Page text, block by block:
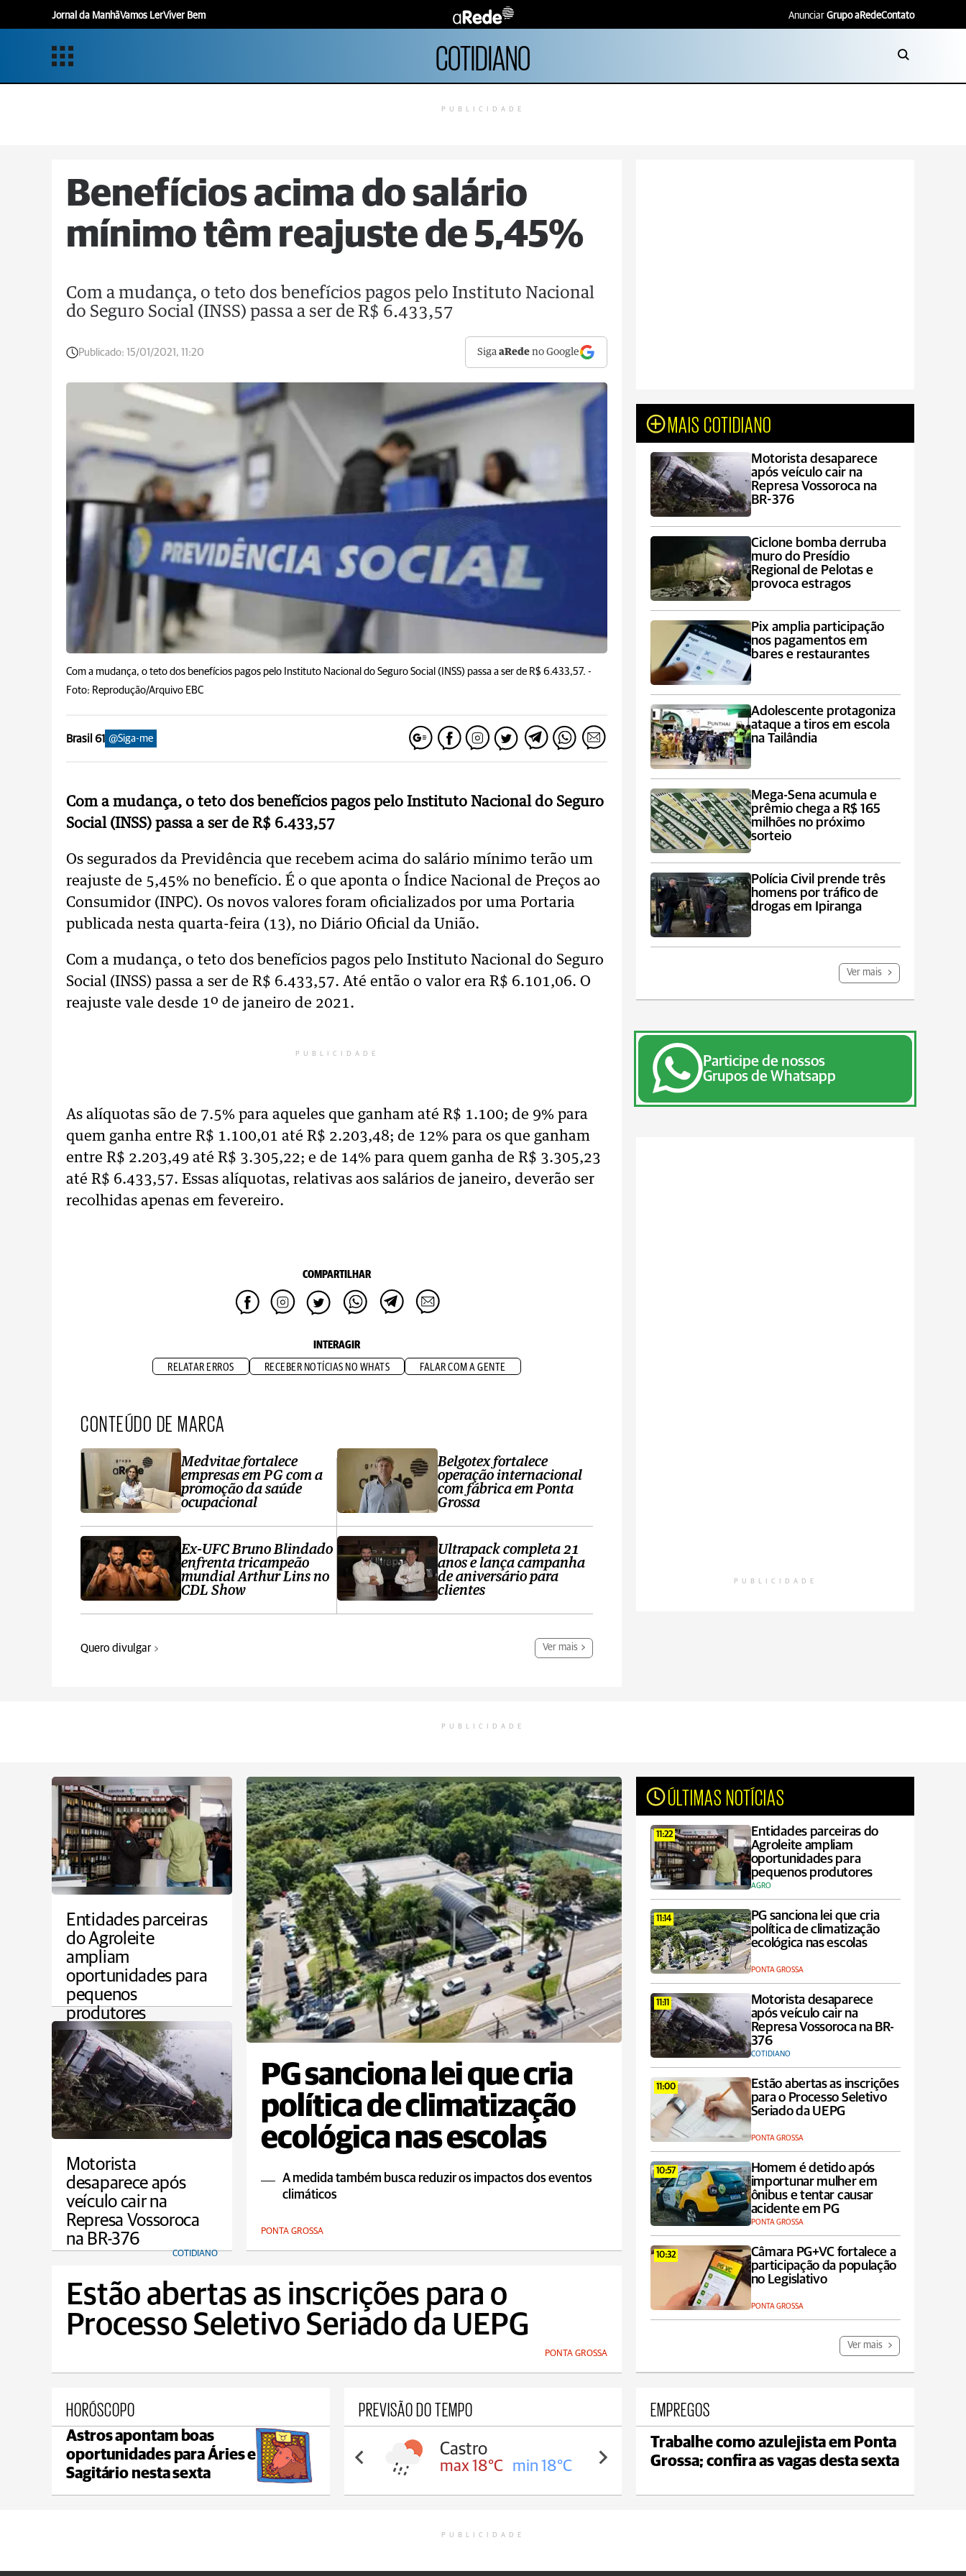
Jornal da ManhãVamos LerViver Bem Anunciar Grupo aRedeContato
COTIDIANO
PUBLICIDADE
Benefícios acima do salário
mínimo têm reajuste de 5,45%
Com a mudança, o teto dos benefícios pagos pelo Instituto Nacional
do Seguro Social (INSS) passa a ser de R$ 6.433,57
Publicado: 15/01/2021, 11:20 SigaaRede no Google
Com a mudança, o teto dos benefícios pagos pelo Instituto Nacional do Seguro Social (INSS) passa a ser de R$ 6.433,57. -
Foto: Reprodução/Arquivo EBC
Brasil 61 @Siga-me
Com a mudança, o teto dos benefícios pagos pelo Instituto Nacional do Seguro
Social (INSS) passa a ser de R$ 6.433,57
Os segurados da Previdência que recebem acima do salário mínimo terão um
reajuste de 5,45% no benefício. É o que aponta o Índice Nacional de Preços ao
Consumidor (INPC). Os novos valores foram oficializados por uma Portaria
publicada nesta quarta-feira (13), no Diário Oficial da União.
Com a mudança, o teto dos benefícios pagos pelo Instituto Nacional do Seguro
Social (INSS) passa a ser de R$ 6.433,57. Até então o valor era R$ 6.101,06. O
reajuste vale desde 1º de janeiro de 2021.
PUBLICIDADE
As alíquotas são de 7.5% para aqueles que ganham até R$ 1.100; de 9% para
quem ganha entre R$ 1.100,01 até R$ 2.203,48; de 12% para os que ganham
entre R$ 2.203,49 até R$ 3.305,22; e de 14% para quem ganha de R$ 3.305,23
até R$ 6.433,57. Essas alíquotas, relativas aos salários de janeiro, deverão ser
recolhidas apenas em fevereiro.
COMPARTILHAR
INTERAGIR
RELATAR ERROS RECEBER NOTÍCIAS NO WHATS FALAR COM A GENTE
CONTEÚDO DE MARCA
Medvitae fortalece
empresas em PG com a
promoção da saúde
ocupacional
Ex-UFC Bruno Blindado
enfrenta tricampeão
mundial Arthur Lins no
CDL Show
Belgotex fortalece
operação internacional
com fábrica em Ponta
Grossa
Ultrapack completa 21
anos e lança campanha
de aniversário para
clientes
Quero divulgar Ver mais
MAIS COTIDIANO
Motorista desaparece
após veículo cair na
Represa Vossoroca na
BR-376
Ciclone bomba derruba
muro do Presídio
Regional de Pelotas e
provoca estragos
Pix amplia participação
nos pagamentos em
bares e restaurantes
Adolescente protagoniza
ataque a tiros em escola
na Tailândia
Mega-Sena acumula e
prêmio chega a R$ 165
milhões no próximo
sorteio
Polícia Civil prende três
homens por tráfico de
drogas em Ipiranga
Ver mais
Participe de nossos
Grupos de Whatsapp
PUBLICIDADE
PUBLICIDADE
Entidades parceiras
do Agroleite
ampliam
oportunidades para
pequenos
produtores
PG sanciona lei que cria
política de climatização
ecológica nas escolas
A medida também busca reduzir os impactos dos eventos
climáticos
PONTA GROSSA
ÚLTIMAS NOTÍCIAS
11:22
Entidades parceiras do
Agroleite ampliam
oportunidades para
pequenos produtores
AGRO
11:14
PG sanciona lei que cria
política de climatização
ecológica nas escolas
PONTA GROSSA
11:11
Motorista desaparece
após veículo cair na
Represa Vossoroca na BR-
376
COTIDIANO
11:00
Estão abertas as inscrições
para o Processo Seletivo
Seriado da UEPG
PONTA GROSSA
10:57
Homem é detido após
importunar mulher em
ônibus e tentar causar
acidente em PG
PONTA GROSSA
10:32
Câmara PG+VC fortalece a
participação da população
no Legislativo
PONTA GROSSA
Ver mais
Motorista
desaparece após
veículo cair na
Represa Vossoroca
na BR-376
COTIDIANO
Estão abertas as inscrições para o
Processo Seletivo Seriado da UEPG
PONTA GROSSA
HORÓSCOPO
Astros apontam boas
oportunidades para Áries e
Sagitário nesta sexta
PREVISÃO DO TEMPO
Castro
max 18°C min 18°C
Carambeí
max 18°C min 17°C
Jaguariaíva
max 19°C min 18°C
EMPREGOS
Trabalhe como azulejista em Ponta
Grossa; confira as vagas desta sexta
PUBLICIDADE